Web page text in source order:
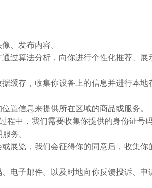
、发布内容。
过算法分析，向你进行个性化推荐、展
缓存，收集你设备上的信息并进行本地
置信息来提供所在区域的商品或服务。
程中，我们需要收集你提供的身份证号
务。
展览，我们会征得你的同意后，收集你
电子邮件。以及时地向你反馈投诉、申